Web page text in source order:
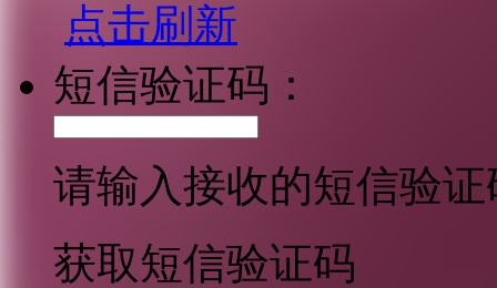
点击刷新
短信验证码：
请输入接收的短信验证
获取短信验证码